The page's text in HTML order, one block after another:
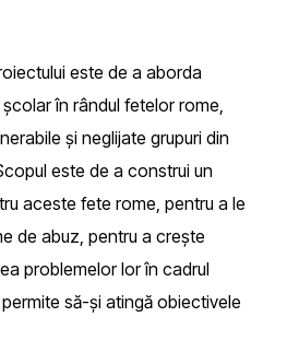
este de a aborda
în rândul fetelor rome,
și neglijate grupuri din
este de a construi un
aceste fete rome, pentru a le
de abuz, pentru a crește
problemelor lor în cadrul
să-și atingă obiectivele